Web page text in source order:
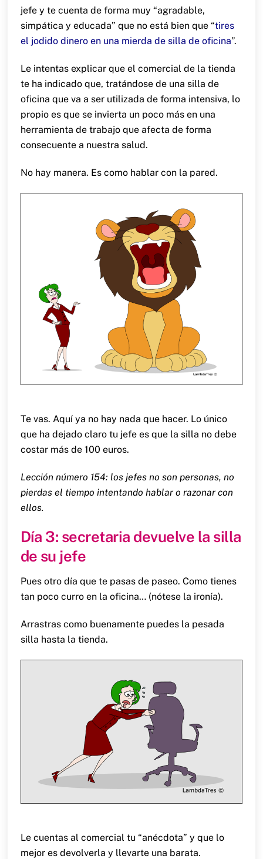
jefe y te cuenta de forma muy “agradable,
simpática y educada” que no está bien que “tires
el jodido dinero en una mierda de silla de oficina”.
Le intentas explicar que el comercial de la tienda
te ha indicado que, tratándose de una silla de
oficina que va a ser utilizada de forma intensiva, lo
propio es que se invierta un poco más en una
herramienta de trabajo que afecta de forma
consecuente a nuestra salud.
No hay manera. Es como hablar con la pared.
Te vas. Aquí ya no hay nada que hacer. Lo único
que ha dejado claro tu jefe es que la silla no debe
costar más de 100 euros.
Lección número 154: los jefes no son personas, no
pierdas el tiempo intentando hablar o razonar con
ellos.
Día 3: secretaria devuelve la silla
de su jefe
Pues otro día que te pasas de paseo. Como tienes
tan poco curro en la oficina… (nótese la ironía).
Arrastras como buenamente puedes la pesada
silla hasta la tienda.
Le cuentas al comercial tu “anécdota” y que lo
mejor es devolverla y llevarte una barata.